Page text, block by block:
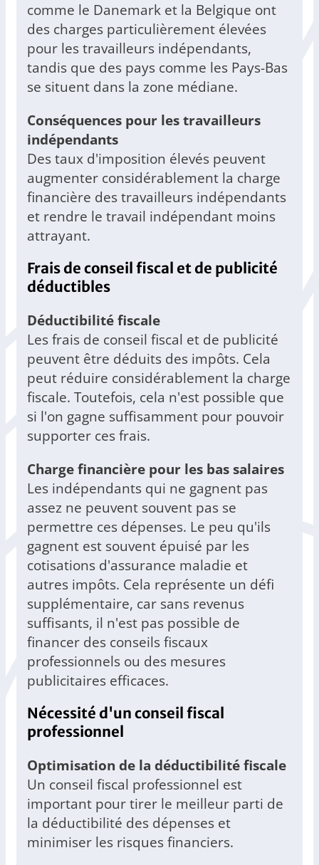
comme le Danemark et la Belgique ont
des charges particulièrement élevées
pour les travailleurs indépendants,
tandis que des pays comme les Pays-Bas
se situent dans la zone médiane.
Conséquences pour les travailleurs
indépendants
Des taux d'imposition élevés peuvent
augmenter considérablement la charge
financière des travailleurs indépendants
et rendre le travail indépendant moins
attrayant.
Frais de conseil fiscal et de publicité
déductibles
Déductibilité fiscale
Les frais de conseil fiscal et de publicité
peuvent être déduits des impôts. Cela
peut réduire considérablement la charge
fiscale. Toutefois, cela n'est possible que
si l'on gagne suffisamment pour pouvoir
supporter ces frais.
Charge financière pour les bas salaires
Les indépendants qui ne gagnent pas
assez ne peuvent souvent pas se
permettre ces dépenses. Le peu qu'ils
gagnent est souvent épuisé par les
cotisations d'assurance maladie et
autres impôts. Cela représente un défi
supplémentaire, car sans revenus
suffisants, il n'est pas possible de
financer des conseils fiscaux
professionnels ou des mesures
publicitaires efficaces.
Nécessité d'un conseil fiscal
professionnel
Optimisation de la déductibilité fiscale
Un conseil fiscal professionnel est
important pour tirer le meilleur parti de
la déductibilité des dépenses et
minimiser les risques financiers.